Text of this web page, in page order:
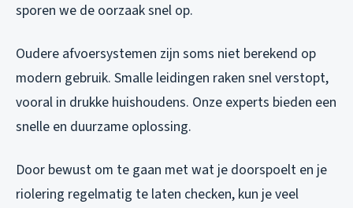
sporen we de oorzaak snel op.
Oudere afvoersystemen zijn soms niet berekend op
modern gebruik. Smalle leidingen raken snel verstopt,
vooral in drukke huishoudens. Onze experts bieden een
snelle en duurzame oplossing.
Door bewust om te gaan met wat je doorspoelt en je
riolering regelmatig te laten checken, kun je veel